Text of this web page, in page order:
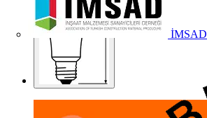
İMSAD